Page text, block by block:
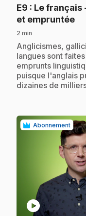
E9 : Le français
et empruntée.
2 min
.Anglicismes,
langues sont
emprunts
puisque l'anglais
dizaines de
Abonnement
play_circle